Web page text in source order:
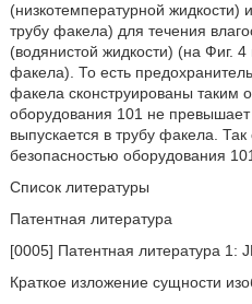
(низкотемпературной жидкости)
трубу факела) для течения
(водянистой жидкости) (на Фиг.
факела). То есть
факела сконструированы таким
оборудования 101 не превышает
выпускается в трубу факела.
безопасностью оборудования 101.
Список литературы
Патентная литература
[0005] Патентная литература 1:
Краткое изложение сущности